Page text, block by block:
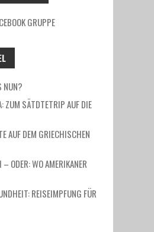
NUN?
ZUM SÄTDTETRIP AUF DIE
AUF DEM GRIECHISCHEN
ODER: WO AMERIKANER
REISEIMPFUNG FÜR